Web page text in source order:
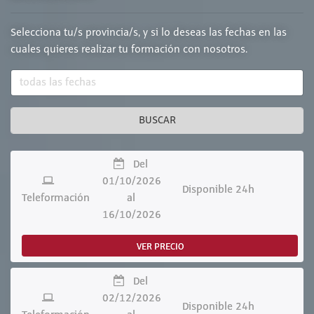
Selecciona tu/s provincia/s, y si lo deseas las fechas en las
cuales quieres realizar tu formación con nosotros.
BUSCAR
Teleformación
Del
01/10/2026
al
16/10/2026
Disponible 24h
VER PRECIO
Del
02/12/2026
Disponible 24h